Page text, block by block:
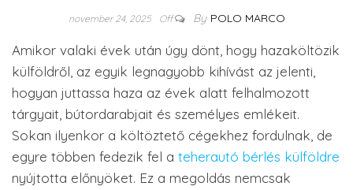
november 24, 2025 Off By POLO MARCO
Amikor valaki évek után úgy dönt, hogy hazaköltözik
külföldről, az egyik legnagyobb kihívást az jelenti,
hogyan juttassa haza az évek alatt felhalmozott
tárgyait, bútordarabjait és személyes emlékeit.
Sokan ilyenkor a költöztető cégekhez fordulnak, de
egyre többen fedezik fel a teherautó bérlés külföldre
nyújtotta előnyöket. Ez a megoldás nemcsak